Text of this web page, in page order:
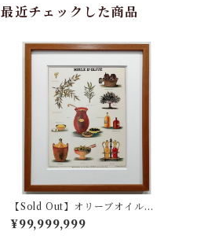
最近チェックした商品
【Sold Out】オリーブオイルの
図版ポスター
¥99,999,999